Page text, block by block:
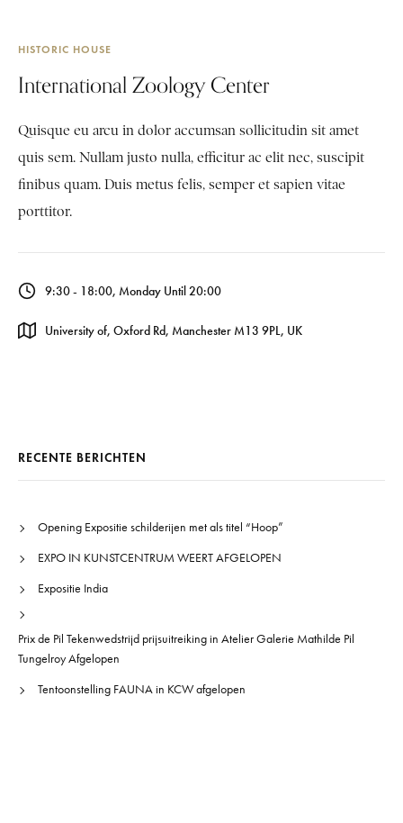
HISTORIC HOUSE
International Zoology Center
Quisque eu arcu in dolor accumsan sollicitudin sit amet
quis sem. Nullam justo nulla, efficitur ac elit nec, suscipit
finibus quam. Duis metus felis, semper et sapien vitae
porttitor.
9:30 - 18:00, Monday Until 20:00
University of, Oxford Rd, Manchester M13 9PL, UK
RECENTE BERICHTEN
Opening Expositie schilderijen met als titel “Hoop”
EXPO IN KUNSTCENTRUM WEERT AFGELOPEN
Expositie India
Prix de Pil Tekenwedstrijd prijsuitreiking in Atelier Galerie Mathilde Pil
Tungelroy Afgelopen
Tentoonstelling FAUNA in KCW afgelopen